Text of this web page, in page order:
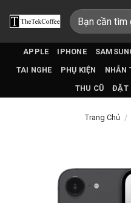
qua
Tìm
kiếm:
APPLE IPHONE
TAI NGHE
PHỤ KIỆN NHẪN
THU CŨ
ĐẶT
Trang Chủ /